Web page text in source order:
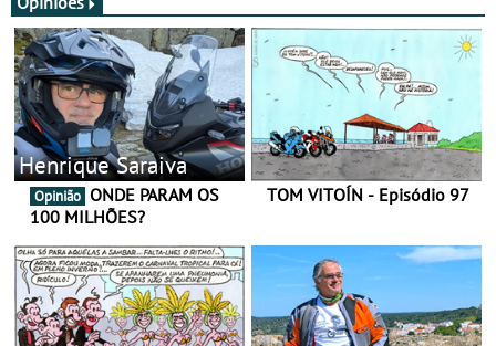
Henrique Saraiva
Opinião
100 MILHÕES?
TOM VITOÍN - Episódio 97